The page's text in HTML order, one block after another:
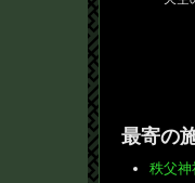
最寄の
秩父神